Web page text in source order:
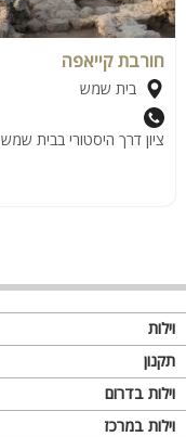
חורבת קייאפה
בית שמש
ציון דרך היסטורי בבית שמש
וילות
תקנון
וילות בדרום
וילות במרכז